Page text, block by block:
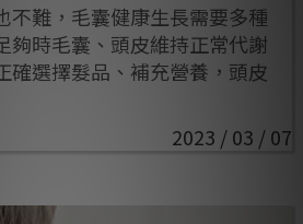
不難，毛囊健康生長需要多種
夠時毛囊、頭皮維持正常代謝
確選擇髮品、補充營養，頭皮
2023 / 03 / 07